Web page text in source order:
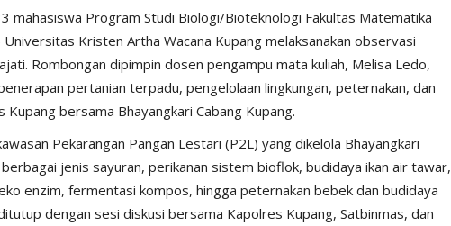
mahasiswa Program Studi Biologi/Bioteknologi Fakultas Matematika
Kristen Artha Wacana Kupang melaksanakan observasi
Rombongan dipimpin dosen pengampu mata kuliah, Melisa Ledo,
pertanian terpadu, pengelolaan lingkungan, peternakan, dan
bersama Bhayangkari Cabang Kupang.
Pekarangan Pangan Lestari (P2L) yang dikelola Bhayangkari
jenis sayuran, perikanan sistem bioflok, budidaya ikan air tawar,
enzim, fermentasi kompos, hingga peternakan bebek dan budidaya
dengan sesi diskusi bersama Kapolres Kupang, Satbinmas, dan
BERANDA